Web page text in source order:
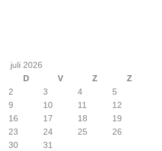
juli 2026
D V Z
Z
2 3 4
5
9 10 11
12
16 17 18
19
23 24 25
26
30 31